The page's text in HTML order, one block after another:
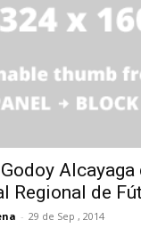
Alcayaga
Regional de
- 29 de Sep , 2014